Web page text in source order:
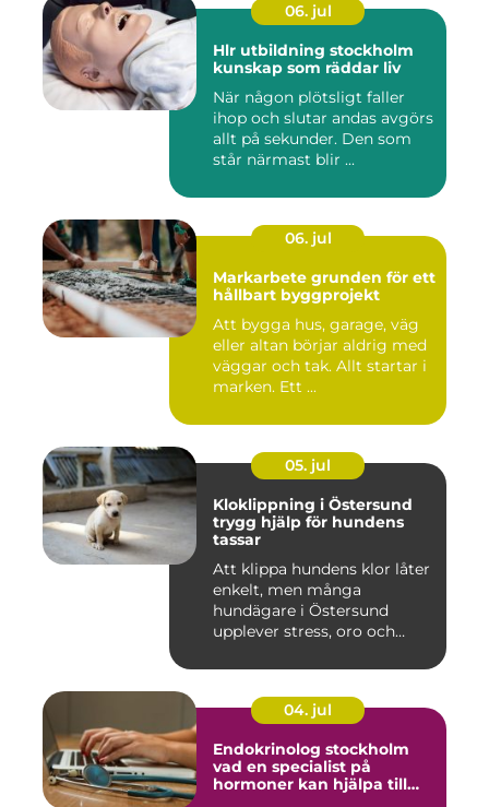
06. jul
Hlr utbildning stockholm
kunskap som räddar liv
När någon plötsligt faller
ihop och slutar andas avgörs
allt på sekunder. Den som
står närmast blir ...
06. jul
Markarbete grunden för ett
hållbart byggprojekt
Att bygga hus, garage, väg
eller altan börjar aldrig med
väggar och tak. Allt startar i
marken. Ett ...
05. jul
Kloklippning i Östersund
trygg hjälp för hundens
tassar
Att klippa hundens klor låter
enkelt, men många
hundägare i Östersund
upplever stress, oro och
04. jul
Endokrinolog stockholm
vad en specialist på
hormoner kan hjälpa till